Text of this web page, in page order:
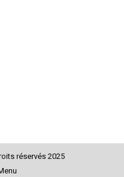
réservés 2025